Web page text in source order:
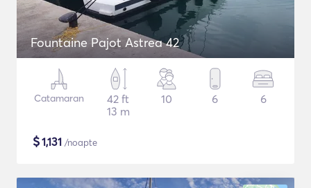
Fountaine Pajot Astrea 42
Catamaran
42 ft
13 m
10 6 6
$1,131 /noapte